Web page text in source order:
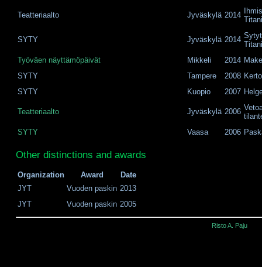
Teatteriaalto Jyväskylä 2014
SYTY Jyväskylä 2014
Työväen näyttämöpäivät
Mikkeli 2014
SYTY
Tampere 2008
SYTY
Kuopio 2007
Teatteriaalto Jyväskylä 2006
SYTY
Vaasa 2006
Other distinctions and awards
Organization Award
Date
JYT
Vuoden paskin 2013
JYT
Vuoden paskin 2005
Risto A. Paju